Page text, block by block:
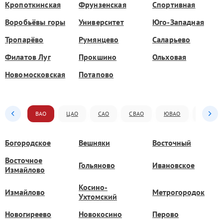
Кропоткинская Фрунзенская
Спортивная
Воробьёвы горы
Университет
Юго-Западная
Тропарёво
Румянцево
Саларьево
Филатов Луг
Прокшино
Ольховая
Новомосковская
Потапово
ВАО ЦАО САО СВАО ЮВАО ЮАО
Богородское Вешняки
Восточный
Восточное
Измайлово
Гольяново Ивановское
Измайлово
Косино-
Ухтомский
Метрогородок
Новогиреево Новокосино Перово